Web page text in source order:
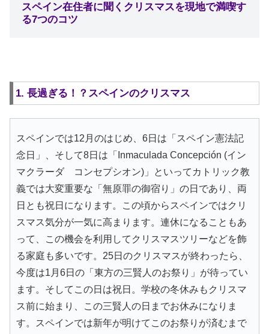
スペイン在住者に聞くクリスマスを現地で満喫す
る7つのコツ
1. 長過ぎる！？スペインのクリスマス
スペインでは12月のはじめ、6日は「スペイン憲法記
念日」、そして8日は「Inmaculada Concepción (イン
マクラーダ コンセプシオン)」といってカトリック教
義では大変重要な「無原罪の御宿り」の日であり、両
日とも祝日になります。この頃からスペインではクリ
スマス気分が一気に高まります。連休になることもあ
って、この機会を利用してクリスマスツリーなどを飾
る家庭も多いです。25日のクリスマスが終わったら、
今度は1月6日の「東方の三賢人のお祭り」が待ってい
ます。そしてこの日は祝日。学校の冬休みもクリスマ
ス前に始まり、この三賢人の日までお休みになりま
す。スペインでは新年が明けてこのお祭りが済むまで